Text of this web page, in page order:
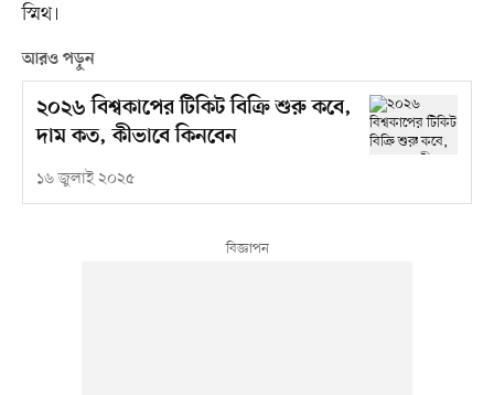
স্মিথ।
আরও পড়ুন
২০২৬ বিশ্বকাপের টিকিট বিক্রি শুরু কবে,
দাম কত, কীভাবে কিনবেন
১৬ জুলাই ২০২৫